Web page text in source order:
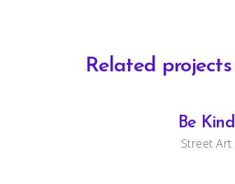
Related projects
Be Kind
Street Art